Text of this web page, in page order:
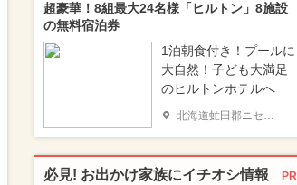
超豪華！8組最大24名様「ヒルトン」8施設
の無料宿泊券
1泊朝食付き！プールに
大自然！子ども大満足
のヒルトンホテルへ
北海道虻田郡ニセコ町
必見! お出かけ家族にイチオシ情報 PR